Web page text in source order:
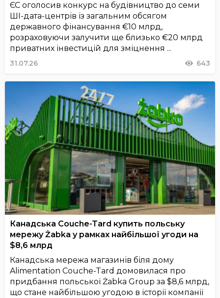
ЄС оголосив конкурс на будівництво до семи
ШІ-дата-центрів із загальним обсягом
державного фінансування €10 млрд,
розраховуючи залучити ще близько €20 млрд
приватних інвестицій для зміцнення ...
31.07.26 643
Канадська Couche-Tard купить польську
мережу Żabka у рамках найбільшої угоди на
$8,6 млрд
Канадська мережа магазинів біля дому
Alimentation Couche-Tard домовилася про
придбання польської Żabka Group за $8,6 млрд,
що стане найбільшою угодою в історії компанії